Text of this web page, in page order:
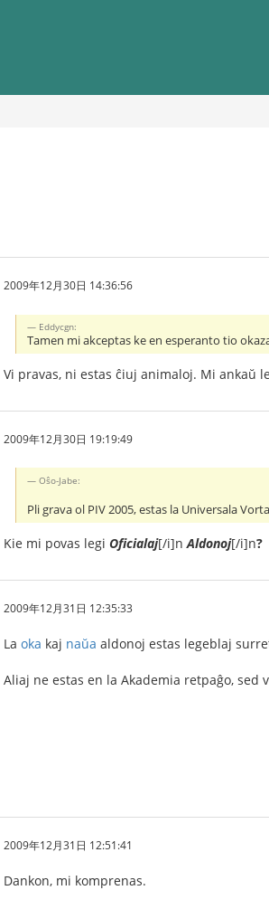
2009年12月30日 14:36:56
Eddycgn:
Tamen mi akceptas ke en esperanto tio
Vi pravas, ni estas ĉiuj animaloj. Mi ankaŭ
2009年12月30日 19:19:49
Oŝo-Jabe:
Pli grava ol PIV 2005, estas la Universala
Kie mi povas legi Oficialaj[/i]n Aldonoj[/i]n?
2009年12月31日 12:35:33
La oka kaj naŭa aldonoj estas legeblaj
Aliaj ne estas en la Akademia retpaĝo, sed
2009年12月31日 12:51:41
Dankon, mi komprenas.